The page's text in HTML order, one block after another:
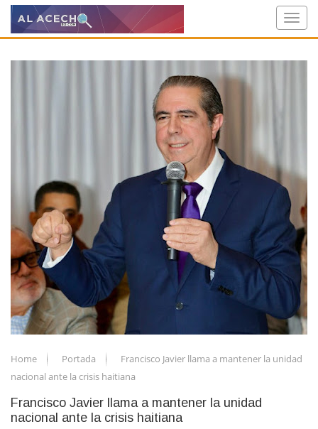
Home Portada
Francisco Javier llama a mantener la unidad
nacional ante la crisis haitiana
Francisco Javier llama a mantener la unidad
nacional ante la crisis haitiana